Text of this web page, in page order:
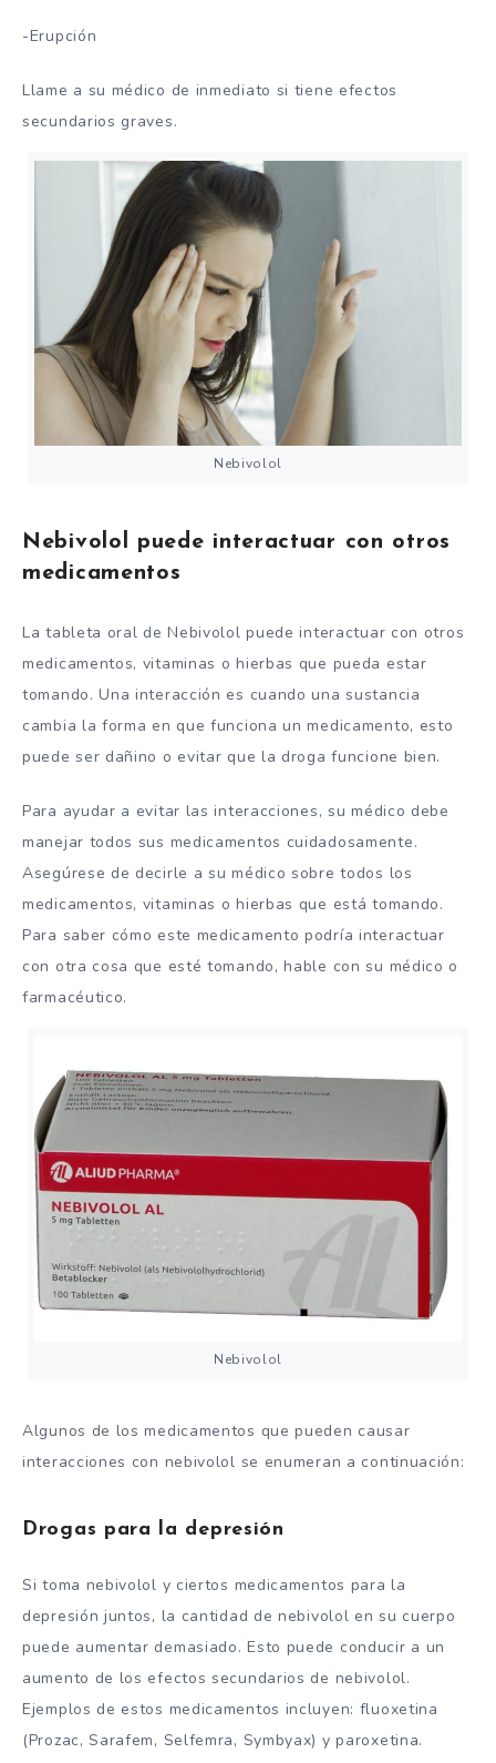
-Erupción
Llame a su médico de inmediato si tiene efectos
secundarios graves.
Nebivolol
Nebivolol puede interactuar con otros
medicamentos
La tableta oral de Nebivolol puede interactuar con otros
medicamentos, vitaminas o hierbas que pueda estar
tomando. Una interacción es cuando una sustancia
cambia la forma en que funciona un medicamento, esto
puede ser dañino o evitar que la droga funcione bien.
Para ayudar a evitar las interacciones, su médico debe
manejar todos sus medicamentos cuidadosamente.
Asegúrese de decirle a su médico sobre todos los
medicamentos, vitaminas o hierbas que está tomando.
Para saber cómo este medicamento podría interactuar
con otra cosa que esté tomando, hable con su médico o
farmacéutico.
Nebivolol
Algunos de los medicamentos que pueden causar
interacciones con nebivolol se enumeran a continuación:
Drogas para la depresión
Si toma nebivolol y ciertos medicamentos para la
depresión juntos, la cantidad de nebivolol en su cuerpo
puede aumentar demasiado. Esto puede conducir a un
aumento de los efectos secundarios de nebivolol.
Ejemplos de estos medicamentos incluyen: fluoxetina
(Prozac, Sarafem, Selfemra, Symbyax) y paroxetina.